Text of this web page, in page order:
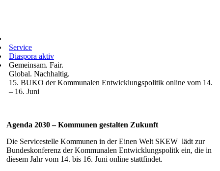
Service
Diaspora aktiv
Gemeinsam. Fair.
Global. Nachhaltig.
15. BUKO der Kommunalen Entwicklungspolitik online vom 14.
– 16. Juni
Agenda 2030 – Kommunen gestalten Zukunft
Die Servicestelle Kommunen in der Einen Welt SKEW lädt zur
Bundeskonferenz der Kommunalen Entwicklungspolitk ein, die in
diesem Jahr vom 14. bis 16. Juni online stattfindet.